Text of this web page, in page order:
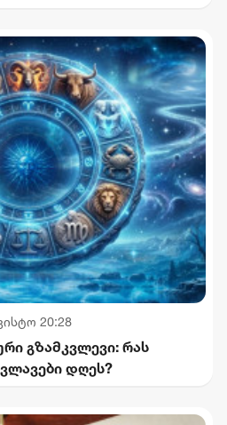
აუცილებლობაზე" -
20:28
გზამკვლევი: რას
დღეს?